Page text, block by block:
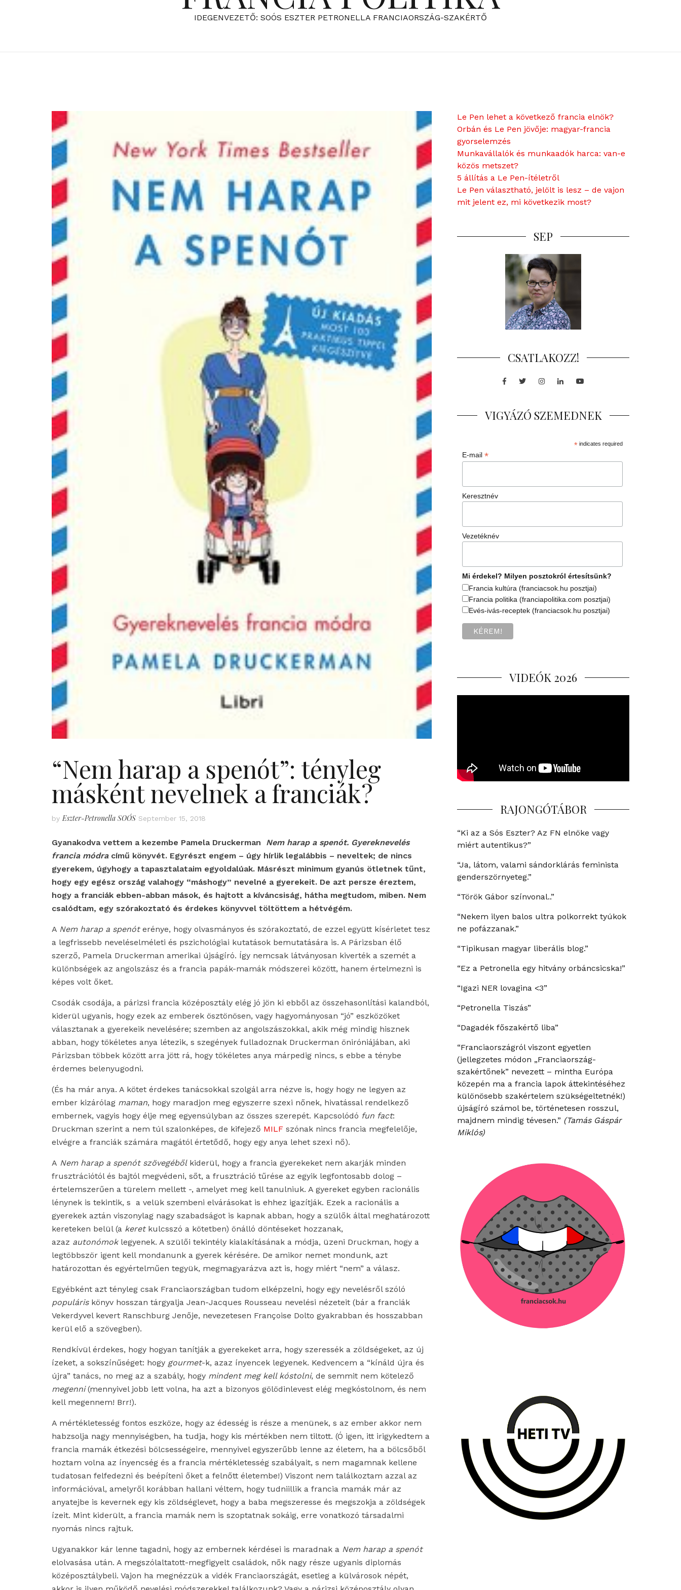
IDEGENVEZETŐ: SOÓS ESZTER PETRONELLA FRANCIAORSZÁG-SZAKÉRTŐ
“Nem harap a spenót”: tényleg
másként nevelnek a franciák?
by Eszter-Petronella SOÓS September 15, 2018
Gyanakodva vettem a kezembe Pamela Druckerman Nem harap a spenót. Gyereknevelés
francia módra című könyvét. Egyrészt engem – úgy hírlik legalábbis – neveltek; de nincs
gyerekem, úgyhogy a tapasztalataim egyoldalúak. Másrészt minimum gyanús ötletnek tűnt,
hogy egy egész ország valahogy “máshogy” nevelné a gyerekeit. De azt persze éreztem,
hogy a franciák ebben-abban mások, és hajtott a kíváncsiság, hátha megtudom, miben. Nem
csalódtam, egy szórakoztató és érdekes könyvvel töltöttem a hétvégém.
A Nem harap a spenóterénye, hogy olvasmányos és szórakoztató, de ezzel együtt kísérletet tesz
a legfrissebb neveléselméleti és pszichológiai kutatások bemutatására is. A Párizsban élő
szerző, Pamela Druckerman amerikai újságíró. Így nemcsak látványosan kiverték a szemét a
különbségek az angolszász és a francia papák-mamák módszerei között, hanem értelmezni is
képes volt őket.
Csodák csodája, a párizsi francia középosztály elég jó jön ki ebből az összehasonlítási kalandból,
kiderül ugyanis, hogy ezek az emberek ösztönösen, vagy hagyományosan “jó” eszközöket
választanak a gyerekeik nevelésére; szemben az angolszászokkal, akik még mindig hisznek
abban, hogy tökéletes anya létezik, s szegények fulladoznak Druckerman öniróniájában, aki
Párizsban többek között arra jött rá, hogy tökéletes anya márpedig nincs, s ebbe a ténybe
érdemes belenyugodni.
(És ha már anya. A kötet érdekes tanácsokkal szolgál arra nézve is, hogy hogy ne legyen az
ember kizárólag maman, hogy maradjon meg egyszerre szexi nőnek, hivatással rendelkező
embernek, vagyis hogy élje meg egyensúlyban az összes szerepét. Kapcsolódó fun fact:
Druckman szerint a nem túl szalonképes, de kifejező MILF szónak nincs francia megfelelője,
elvégre a franciák számára magától értetődő, hogy egy anya lehet szexi nő).
A Nem harap a spenót szövegébőlkiderül, hogy a francia gyerekeket nem akarják minden
frusztrációtól és bajtól megvédeni, sőt, a frusztráció tűrése az egyik legfontosabb dolog –
értelemszerűen a türelem mellett -, amelyet meg kell tanulniuk. A gyereket egyben racionális
lénynek is tekintik, s a velük szembeni elvárásokat is ehhez igazítják. Ezek a racionális a
gyerekek aztán viszonylag nagy szabadságot is kapnak abban, hogy a szülők által meghatározott
kereteken belül (a keret kulcsszó a kötetben) önálló döntéseket hozzanak,
azaz autonómok legyenek. A szülői tekintély kialakításának a módja, üzeni Druckman, hogy a
legtöbbször igent kell mondanunk a gyerek kérésére. De amikor nemet mondunk, azt
határozottan és egyértelműen tegyük, megmagyarázva azt is, hogy miért “nem” a válasz.
Egyébként azt tényleg csak Franciaországban tudom elképzelni, hogy egy nevelésről szóló
populáriskönyv hosszan tárgyalja Jean-Jacques Rousseau nevelési nézeteit (bár a franciák
Vekerdyvel kevert Ranschburg Jenője, nevezetesen Françoise Dolto gyakrabban és hosszabban
kerül elő a szövegben).
Rendkívül érdekes, hogy hogyan tanítják a gyerekeket arra, hogy szeressék a zöldségeket, az új
ízeket, a sokszínűséget: hogy gourmet-k, azaz ínyencek legyenek. Kedvencem a “kínáld újra és
újra” tanács, no meg az a szabály, hogy mindent meg kell kóstolni, de semmit nem kötelező
megenni(mennyivel jobb lett volna, ha azt a bizonyos gölödinlevest elég megkóstolnom, és nem
kell megennem! Brr!).
A mértékletesség fontos eszköze, hogy az édesség is része a menünek, s az ember akkor nem
habzsolja nagy mennyiségben, ha tudja, hogy kis mértékben nem tiltott. (Ó igen, itt irigykedtem a
francia mamák étkezési bölcsességeire, mennyivel egyszerűbb lenne az életem, ha a bölcsőből
hoztam volna az ínyencség és a francia mértékletesség szabályait, s nem magamnak kellene
tudatosan felfedezni és beépíteni őket a felnőtt életembe!) Viszont nem találkoztam azzal az
információval, amelyről korábban hallani véltem, hogy tudniillik a francia mamák már az
anyatejbe is kevernek egy kis zöldséglevet, hogy a baba megszeresse és megszokja a zöldségek
ízeit. Mint kiderült, a francia mamák nem is szoptatnak sokáig, erre vonatkozó társadalmi
nyomás nincs rajtuk.
Ugyanakkor kár lenne tagadni, hogy az embernek kérdései is maradnak a Nem harap a spenót
elolvasása után. A megszólaltatott-megfigyelt családok, nők nagy része ugyanis diplomás
középosztálybeli. Vajon ha megnézzük a vidék Franciaországát, esetleg a külvárosok népét,
Le Pen lehet a következő francia elnök?
Orbán és Le Pen jövője: magyar-francia
gyorselemzés
Munkavállalók és munkaadók harca: van-e
közös metszet?
5 állítás a Le Pen-ítéletről
Le Pen választható, jelölt is lesz – de vajon
mit jelent ez, mi következik most?
SEP
CSATLAKOZZ!
Facebook
TwitterInstagram
LinkedInYoutube
VIGYÁZÓ SZEMEDNEK
*indicates required
E-mail*
Keresztnév
Vezetéknév
Mi érdekel? Milyen posztokról értesítsünk?
Francia kultúra (franciacsok.hu posztjai)
Francia politika (franciapolitika.com posztjai)
Evés-ivás-receptek (franciacsok.hu posztjai)
VIDEÓK 2026
RAJONGÓTÁBOR
“Ki az a Sós Eszter? Az FN elnöke vagy
miért autentikus?”
“Ja, látom, valami sándorklárás feminista
genderszörnyeteg.”
“Török Gábor színvonal..”
“Nekem ilyen balos ultra polkorrekt tyúkok
ne pofázzanak.”
“Tipikusan magyar liberális blog.”
“Ez a Petronella egy hitvány orbáncsicska!”
“Igazi NER lovagina <3”
“Petronella Tiszás”
“Dagadék főszakértő liba”
“Franciaországról viszont egyetlen
(jellegzetes módon „Franciaország-
szakértőnek” nevezett – mintha Európa
közepén ma a francia lapok áttekintéséhez
különösebb szakértelem szükségeltetnék!)
újságíró számol be, történetesen rosszul,
majdnem mindig tévesen.” (Tamás Gáspár
Miklós)